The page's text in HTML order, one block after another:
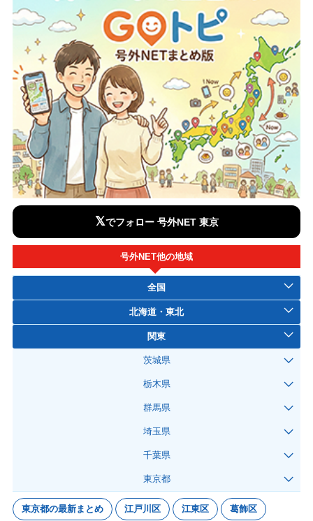
𝕏でフォロー 号外NET 東京
号外NET他の地域
全国
北海道・東北
関東
茨城県
栃木県
群馬県
埼玉県
千葉県
東京都
東京都の最新まとめ 江戸川区 江東区 葛飾区